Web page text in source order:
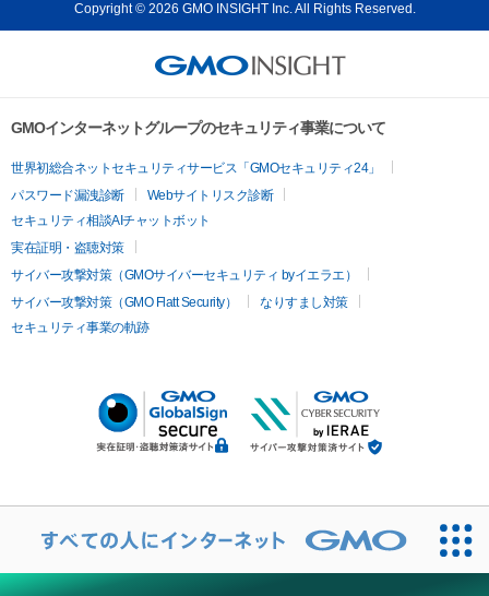
Copyright © 2026 GMO INSIGHT Inc. All Rights Reserved.
GMOインターネットグループのセキュリティ事業について
世界初総合ネットセキュリティサービス「GMOセキュリティ24」
パスワード漏洩診断
Webサイトリスク診断
セキュリティ相談AIチャットボット
実在証明・盗聴対策
サイバー攻撃対策（GMOサイバーセキュリティ byイエラエ）
サイバー攻撃対策（GMO Flatt Security）
なりすまし対策
セキュリティ事業の軌跡